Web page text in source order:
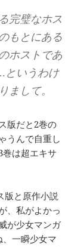
完璧なホス
もとにある
ホストであ
というわけ
まして。
版だと2巻の
うんで自重し
は超エキサ
版と原作小説
、私がよかっ
が少女マンガ
一瞬少女マ